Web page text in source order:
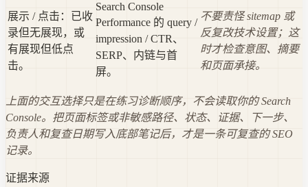
展示 / 点击：已收
录但无展现，或
有展现但低点
击。
Search Console
Performance 的 query /
impression / CTR、
SERP、内链与首
屏。
不要责怪 sitemap 或
反复改技术设置；这
时才检查意图、摘要
和页面承接。
上面的交互选择只是在练习诊断顺序，不会读取你的 Search
Console。把页面标签或非敏感路径、状态、证据、下一步、
负责人和复查日期写入底部笔记后，才是一条可复查的 SEO
记录。
证据来源